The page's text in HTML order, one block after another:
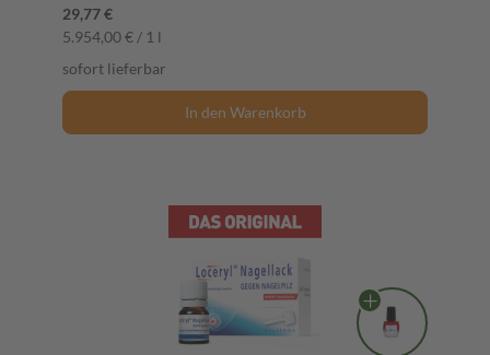
29,77 €
5.954,00 € / 1 l
sofort lieferbar
In den Warenkorb